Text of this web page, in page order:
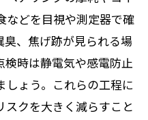
などを目視や測定器で確
、焦げ跡が見られる場
検時は静電気や感電防止
しょう。これらの工程に
スクを大きく減らすこと